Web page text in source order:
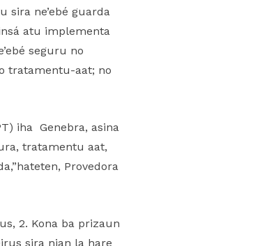
sira ne’ebé guarda
atu implementa
seguru no
tratamentu-aat; no
iha Genebra, asina
tratamentu aat,
Provedora
2. Kona ba prizaun
sira nian la hare